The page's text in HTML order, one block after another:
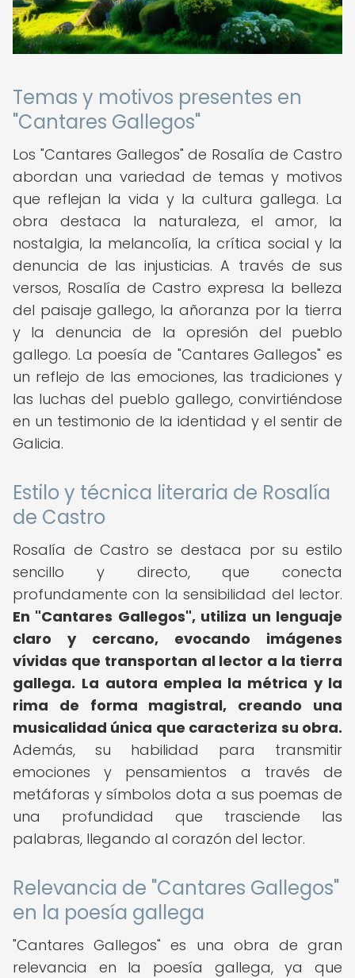
Temas y motivos presentes en
"Cantares Gallegos"
Los "Cantares Gallegos" de Rosalía de Castro
abordan una variedad de temas y motivos
que reflejan la vida y la cultura gallega. La
obra destaca la naturaleza, el amor, la
nostalgia, la melancolía, la crítica social y la
denuncia de las injusticias. A través de sus
versos, Rosalía de Castro expresa la belleza
del paisaje gallego, la añoranza por la tierra
y la denuncia de la opresión del pueblo
gallego. La poesía de "Cantares Gallegos" es
un reflejo de las emociones, las tradiciones y
las luchas del pueblo gallego, convirtiéndose
en un testimonio de la identidad y el sentir de
Galicia.
Estilo y técnica literaria de Rosalía
de Castro
Rosalía de Castro se destaca por su estilo
sencillo y directo, que conecta
profundamente con la sensibilidad del lector.
En "Cantares Gallegos", utiliza un lenguaje
claro y cercano, evocando imágenes
vívidas que transportan al lector a la tierra
gallega. La autora emplea la métrica y la
rima de forma magistral, creando una
musicalidad única que caracteriza su obra.
Además, su habilidad para transmitir
emociones y pensamientos a través de
metáforas y símbolos dota a sus poemas de
una profundidad que trasciende las
palabras, llegando al corazón del lector.
Relevancia de "Cantares Gallegos"
en la poesía gallega
"Cantares Gallegos" es una obra de gran
relevancia en la poesía gallega, ya que